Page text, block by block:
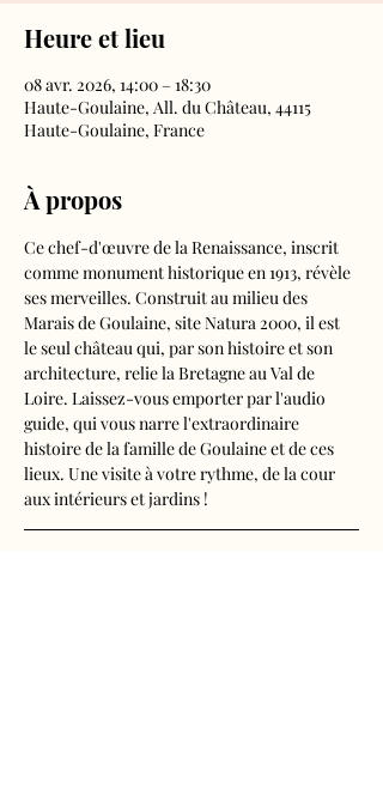
Heure et lieu
08 avr. 2026, 14:00 – 18:30
Haute-Goulaine, All. du Château, 44115
Haute-Goulaine, France
À propos
Ce chef-d'œuvre de la Renaissance, inscrit
comme monument historique en 1913, révèle
ses merveilles. Construit au milieu des
Marais de Goulaine, site Natura 2000, il est
le seul château qui, par son histoire et son
architecture, relie la Bretagne au Val de
Loire. Laissez-vous emporter par l'audio
guide, qui vous narre l'extraordinaire
histoire de la famille de Goulaine et de ces
lieux. Une visite à votre rythme, de la cour
aux intérieurs et jardins !